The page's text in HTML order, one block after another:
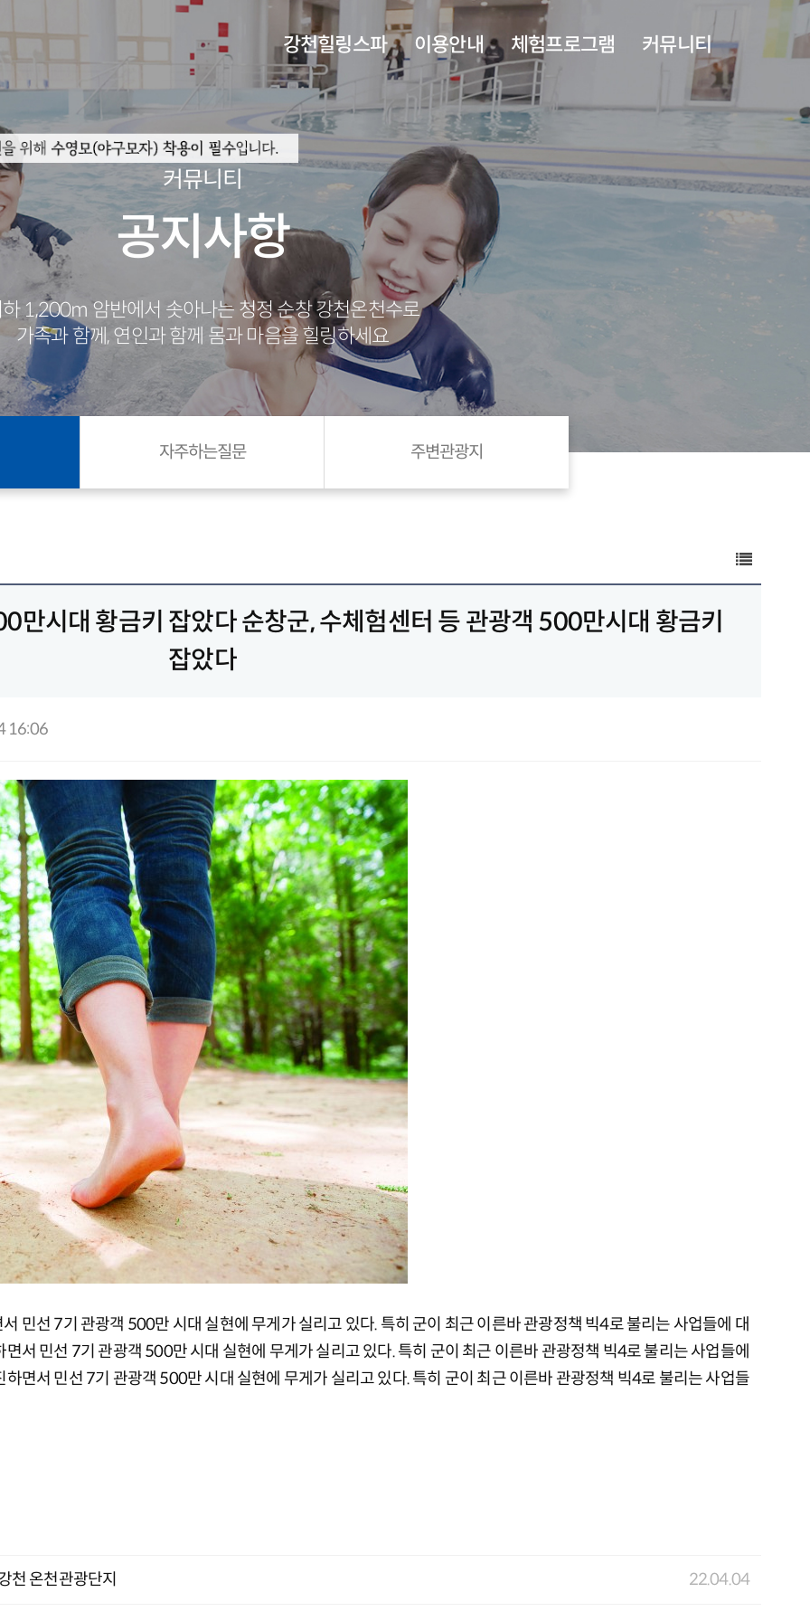
강천힐링스파
체험관안내
오시는길
이용안내
층별안내
이용안내
체험프로그램
치유누리실
도반욕실
커뮤니티
공지사항
자주하는질문
주변관광지
커뮤니티
공지사항
1,200m 암반에서 솟아나는 청정 순창 강천온천수로
가족과 함께, 연인과 함께 몸과 마음을 힐링하세요
자주하는질문 주변관광지
만시대 황금키 잡았다 순창군, 수체험센터 등 관광객 500만시대 황금키
잡았다
16:06
민선 7기 관광객 500만 시대 실현에 무게가 실리고 있다. 특히 군이 최근 이른바 관광정책 빅4로 불리는 사업들에 대
서 민선 7기 관광객 500만 시대 실현에 무게가 실리고 있다. 특히 군이 최근 이른바 관광정책 빅4로 불리는 사업들에
면서 민선 7기 관광객 500만 시대 실현에 무게가 실리고 있다. 특히 군이 최근 이른바 관광정책 빅4로 불리는 사업들
천 온천관광단지 22.04.04